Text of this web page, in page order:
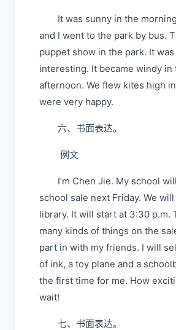
It was sunny in the
and I went to the park by bus.
puppet show in the park. It
interesting. It became windy in
afternoon. We flew kites high
were very happy.
六、书面表达。
例文
I’m Chen Jie. My school
school sale next Friday. We
library. It will start at 3:30 p.m.
many kinds of things on the
part in with my friends. I will
of ink, a toy plane and a
the first time for me. How
wait!
七、书面表达。